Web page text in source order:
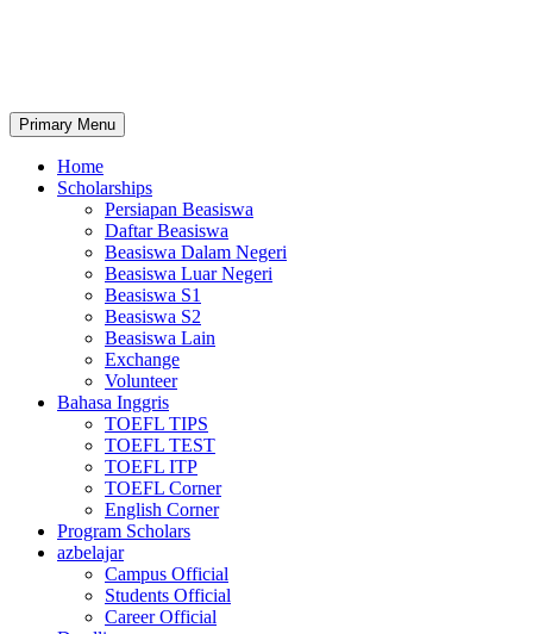
Primary Menu
Home
Scholarships
Persiapan Beasiswa
Daftar Beasiswa
Beasiswa Dalam Negeri
Beasiswa Luar Negeri
Beasiswa S1
Beasiswa S2
Beasiswa Lain
Exchange
Volunteer
Bahasa Inggris
TOEFL TIPS
TOEFL TEST
TOEFL ITP
TOEFL Corner
English Corner
Program Scholars
azbelajar
Campus Official
Students Official
Career Official